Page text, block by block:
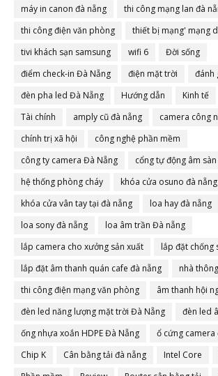
máy in canon đà nẵng
thi công mạng lan đà
thi công điện văn phòng
thiết bị mạng' mạng
tivi khách sạn samsung
wifi 6
Đời sống
điểm check-in Đà Nẵng
điện mặt trời
đánh
đèn pha led Đà Nẵng
Hướng dẫn Kinh tế
Tài chính
amply cũ đà nẵng
camera công
chính trị xã hội
công nghệ phần mềm
công ty camera Đà Nẵng
cổng tự động âm
hệ thống phòng cháy
khóa cửa osuno đà nẵng
khóa cửa vân tay tại đà nẵng
loa hay đà nẵng
loa sony đà nẵng
loa âm trần Đà nẵng
lắp camera cho xưởng sản xuất
lắp đặt chống
lắp đặt âm thanh quán cafe đà nẵng
nhà
thi công điện mạng văn phòng
âm thanh hội
đèn led năng lượng mặt trời Đà Nẵng
đèn led
ống nhựa xoắn HDPE Đà Nẵng
ổ cứng camera
Chip K
Cân bằng tải đà nẵng Intel Core